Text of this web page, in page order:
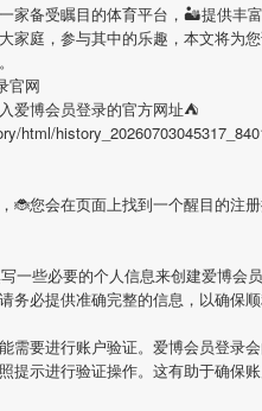
家备受瞩目的体育平台，🏜提供丰
家庭，参与其中的乐趣，本文将为
官网
爱博会员登录的官方网址⛺
html/
🐞您会在页面上找到一个醒目的注
一些必要的个人信息来创建爱博会
务必提供准确完整的信息，以确保顺
需要进行账户验证。 爱博会员登录
提示进行验证操作。这有助于确保